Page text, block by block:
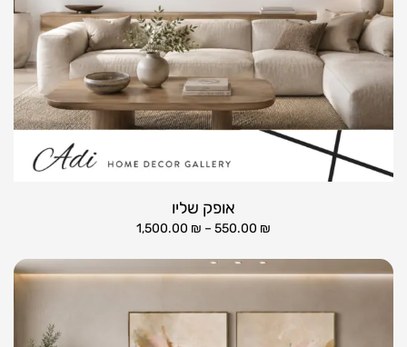
אופק שליו
550.00 ₪
–
1,500.00 ₪